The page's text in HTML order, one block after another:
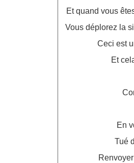
Et quand vous
Vous déplorez la
Ceci est
Et
En
Tué